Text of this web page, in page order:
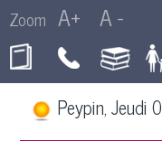
Peypin, Jeudi